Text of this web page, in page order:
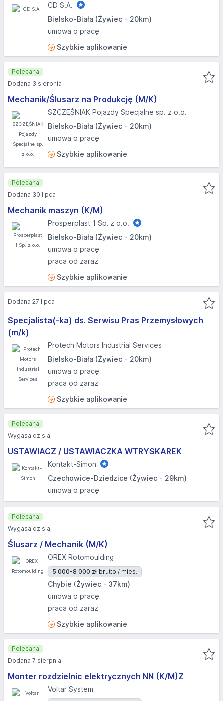
CD S.A.
Bielsko-Biała (Żywiec - 20km)
umowa o pracę
Szybkie aplikowanie
Mechanik/Ślusarz na Produkcję (M/K)
SZCZĘŚNIAK Pojazdy Specjalne sp. z o.o.
Bielsko-Biała (Żywiec - 20km)
umowa o pracę
Szybkie aplikowanie
Polecana
Dodana 3 sierpnia
Mechanik maszyn (K/M)
Prosperplast 1 Sp. z o.o.
Bielsko-Biała (Żywiec - 20km)
umowa o pracę
praca od zaraz
Szybkie aplikowanie
Polecana
Dodana 30 lipca
Specjalista(-ka) ds. Serwisu Pras Przemysłowych
(m/k)
Protech Motors Industrial Services
Bielsko-Biała (Żywiec - 20km)
umowa o pracę
praca od zaraz
Szybkie aplikowanie
Dodana 27 lipca
USTAWIACZ / USTAWIACZKA WTRYSKAREK
Kontakt-Simon
Czechowice-Dziedzice (Żywiec - 29km)
umowa o pracę
Polecana
Wygasa dzisiaj
Ślusarz / Mechanik (M/K)
OREX Rotomoulding
5 000-8 000 zł brutto / mies.
Chybie (Żywiec - 37km)
umowa o pracę
praca od zaraz
Szybkie aplikowanie
Polecana
Wygasa dzisiaj
Monter rozdzielnic elektrycznych NN (K/M)Z
Voltar System
Polecana
Dodana 7 sierpnia